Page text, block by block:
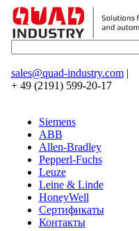
sales@quad-industry.com|
+ 49 (2191) 599-20-17
Siemens
ABB
Allen-Bradley
Pepperl-Fuchs
Leuze
Leine & Linde
HoneyWell
Сертификаты
Контакты